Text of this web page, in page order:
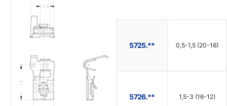
5725.** 0,5-1,5 (20-16)
5726.** 1,5-3 (16-12)